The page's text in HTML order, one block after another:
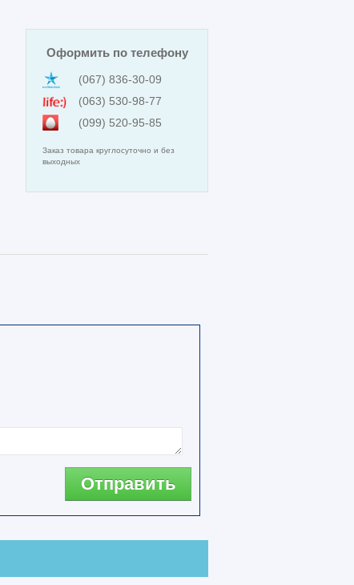
Оформить по телефону
(067) 836-30-09
(063) 530-98-77
(099) 520-95-85
Заказ товара круглосуточно и без
выходных
Отправить